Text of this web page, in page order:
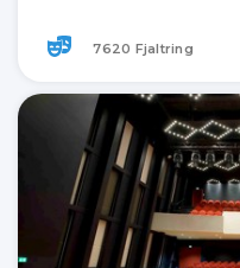
7620 Fjaltring